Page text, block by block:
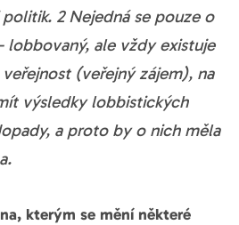
2 Nejedná se pouze o
lobbovaný, ale vždy existuje
(veřejný zájem), na
výsledky lobbistických
a proto by o nich měla
kterým se mění některé